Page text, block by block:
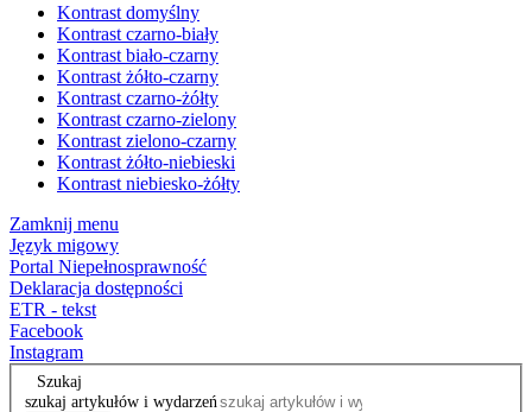
Kontrast domyślny
Kontrast czarno-biały
Kontrast biało-czarny
Kontrast żółto-czarny
Kontrast czarno-żółty
Kontrast czarno-zielony
Kontrast zielono-czarny
Kontrast żółto-niebieski
Kontrast niebiesko-żółty
Zamknij menu
Język migowy
Portal Niepełnosprawność
Deklaracja dostępności
ETR - tekst
Facebook
Instagram
Szukaj
szukaj artykułów i wydarzeń